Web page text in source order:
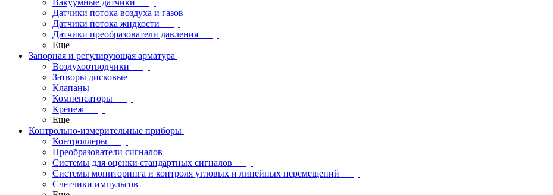
Вакуумные датчики
Датчики потока воздуха и газов
Датчики потока жидкости
Датчики преобразователи давления
Еще
Запорная и регулирующая арматура
Воздухоотводчики
Затворы дисковые
Клапаны
Компенсаторы
Крепеж
Еще
Контрольно-измерительные приборы
Контроллеры
Преобразователи сигналов
Системы для оценки стандартных сигналов
Системы мониторинга и контроля угловых и линейных перемещений
Счетчики импульсов